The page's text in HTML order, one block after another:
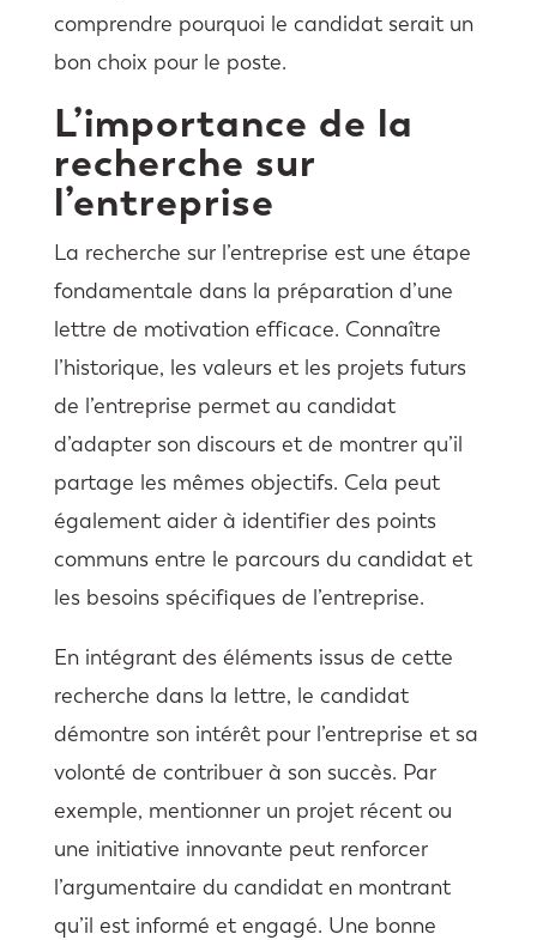
comprendre pourquoi le candidat serait un
bon choix pour le poste.
L’importance de la
recherche sur
l’entreprise
La recherche sur l’entreprise est une étape
fondamentale dans la préparation d’une
lettre de motivation efficace. Connaître
l’historique, les valeurs et les projets futurs
de l’entreprise permet au candidat
d’adapter son discours et de montrer qu’il
partage les mêmes objectifs. Cela peut
également aider à identifier des points
communs entre le parcours du candidat et
les besoins spécifiques de l’entreprise.
En intégrant des éléments issus de cette
recherche dans la lettre, le candidat
démontre son intérêt pour l’entreprise et sa
volonté de contribuer à son succès. Par
exemple, mentionner un projet récent ou
une initiative innovante peut renforcer
l’argumentaire du candidat en montrant
qu’il est informé et engagé. Une bonne